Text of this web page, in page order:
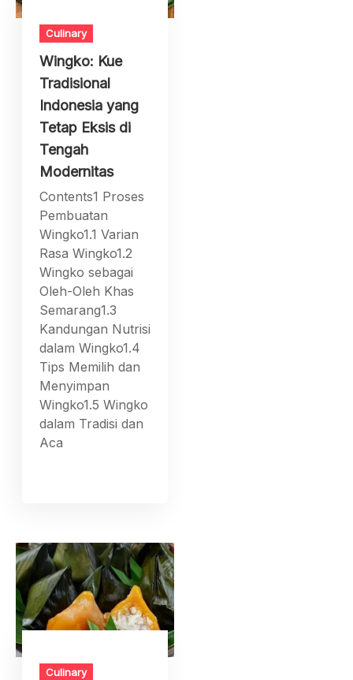
Culinary
Wingko: Kue
Tradisional
Indonesia yang
Tetap Eksis di
Tengah
Modernitas
Contents1 Proses
Pembuatan
Wingko1.1 Varian
Rasa Wingko1.2
Wingko sebagai
Oleh-Oleh Khas
Semarang1.3
Kandungan Nutrisi
dalam Wingko1.4
Tips Memilih dan
Menyimpan
Wingko1.5 Wingko
dalam Tradisi dan
Aca
Culinary